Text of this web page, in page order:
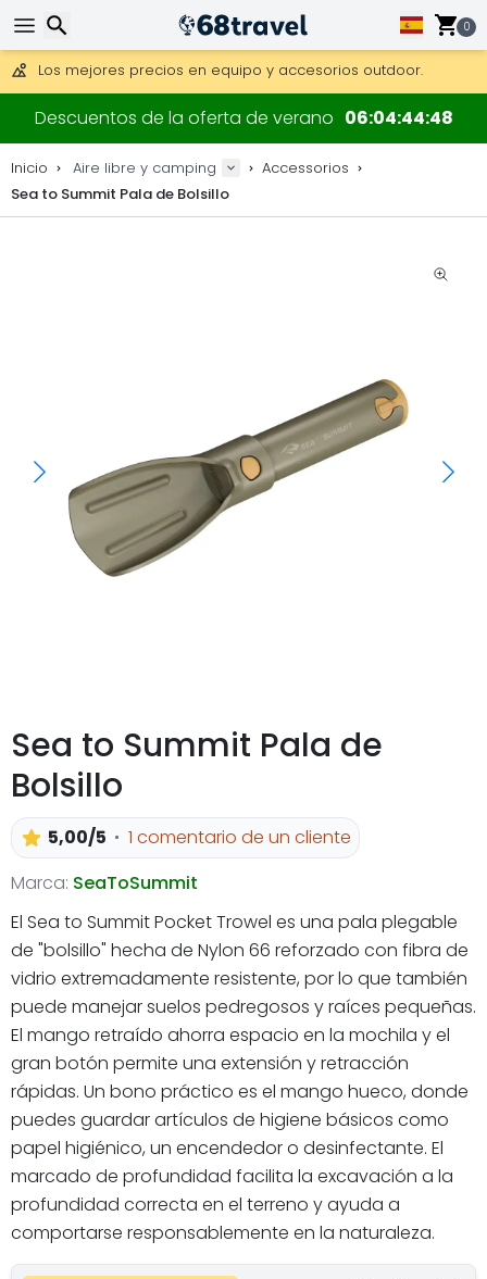
0
Envío DHL 1 día disponible.
30 días para devoluciones, 90 días para mapas de madera
Los mejores precios en equipo y accesorios outdoor.
Descuentos de la oferta de verano 06044448
Inicio Aire libre y camping
Accessorios
Sea to Summit Pala de Bolsillo
Sea to Summit Pala de
Bolsillo
5,00/5
1 comentario de un cliente
Marca: SeaToSummit
El Sea to Summit Pocket Trowel es una pala plegable
de "bolsillo" hecha de Nylon 66 reforzado con fibra de
vidrio extremadamente resistente, por lo que también
puede manejar suelos pedregosos y raíces pequeñas.
El mango retraído ahorra espacio en la mochila y el
gran botón permite una extensión y retracción
rápidas. Un bono práctico es el mango hueco, donde
puedes guardar artículos de higiene básicos como
papel higiénico, un encendedor o desinfectante. El
marcado de profundidad facilita la excavación a la
profundidad correcta en el terreno y ayuda a
comportarse responsablemente en la naturaleza.
Buscar